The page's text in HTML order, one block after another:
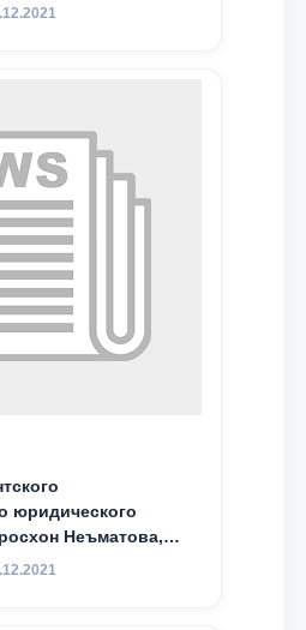
молодого
юридического
Неъматова,
Анбарой